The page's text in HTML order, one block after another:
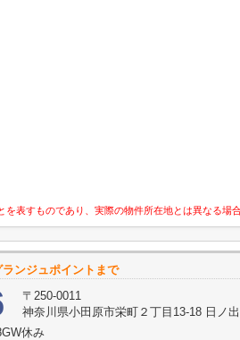
表すものであり、実際の物件所在地とは異なる場合
ンジュポイントまで
〒250-0011
神奈川県小田原市栄町２丁目13-18 日ノ
休み